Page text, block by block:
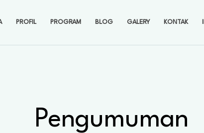
PROFIL PROGRAM BLOG GALERY KONTAK
Pengumuman